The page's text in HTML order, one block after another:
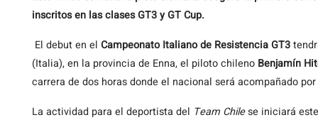
inscritos en las clases GT3 y GT Cup.
El debut en el Campeonato Italiano de Resistencia GT3
(Italia), en la provincia de Enna, el piloto chileno Benjamín
carrera de dos horas donde el nacional será acompañado
La actividad para el deportista del Team Chilese iniciará